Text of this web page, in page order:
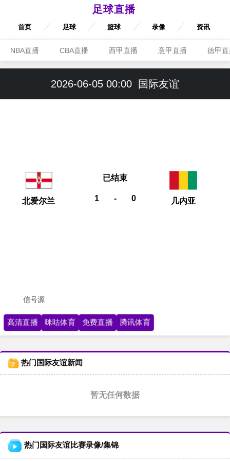
足球直播
首页 足球 篮球 录像 资讯
NBA直播 CBA直播 西甲直播 意甲直播 德甲
2026-06-05 00:00 国际友谊
北爱尔兰 1 - 0
已结束
几内亚
信号源
高清直播 咪咕体育 免费直播 腾讯体育
热门国际友谊新闻
暂无任何数据
热门国际友谊比赛录像/集锦